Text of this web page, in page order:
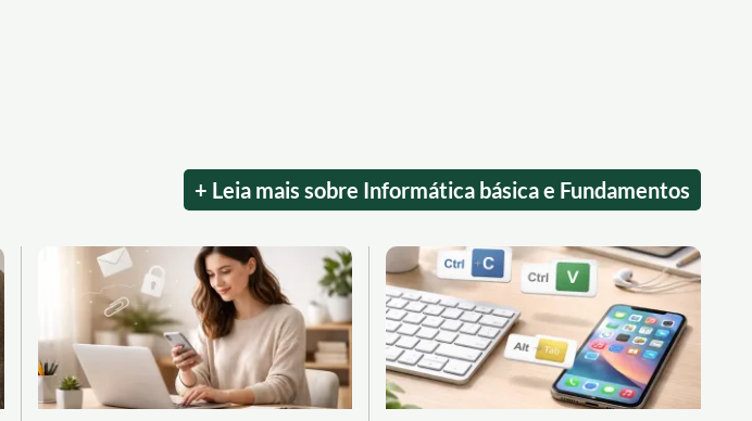
+ Leia mais sobre Informática básica e Fundamentos